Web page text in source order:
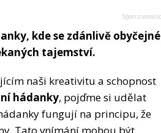
kde se zdánlivě obyčejné
tajemství.
naši kreativitu a schopnost
hádanky, pojďme si udělat
fungují na principu, že